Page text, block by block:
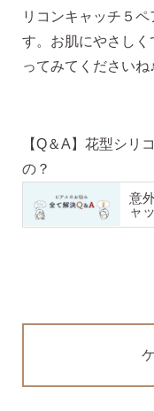
価格で選ぶ
商品レビューを見る
なでしこピアスの使い
使いにくい所を、赤裸
リコンキャッチ５
す。お肌にやさし
ってみてくださいね
【Q＆A】花型シリ
の？
意
ャ